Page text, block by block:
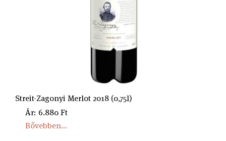
Streit-Zagonyi Merlot 2018 (0,75l)
Ár: 6.880 Ft
Bővebben...